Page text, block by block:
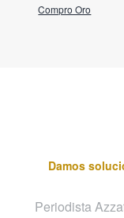
Compro Oro
Damos
Periodista